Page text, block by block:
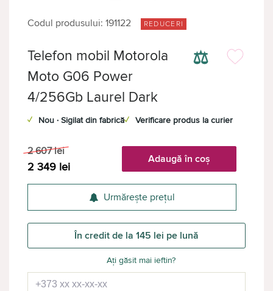
Codul produsului: 191122 REDUCERI
⚖
Telefon mobil Motorola
Moto G06 Power
4/256Gb Laurel Dark
✓ Nou · Sigilat din fabrică✓ Verificare produs la curier
2 607 lei
2 349 lei
Adaugă în coș
Urmărește prețul
În credit de la 145 lei pe lună
Ați găsit mai ieftin?